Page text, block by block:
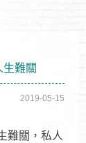
難關
2019-05-15
難關，私人